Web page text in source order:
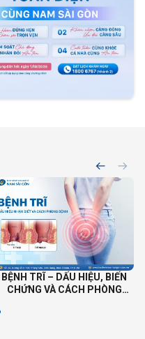
BỆNH TRĨ – DẤU HIỆU, BIẾN
CHỨNG VÀ CÁCH PHÒNG